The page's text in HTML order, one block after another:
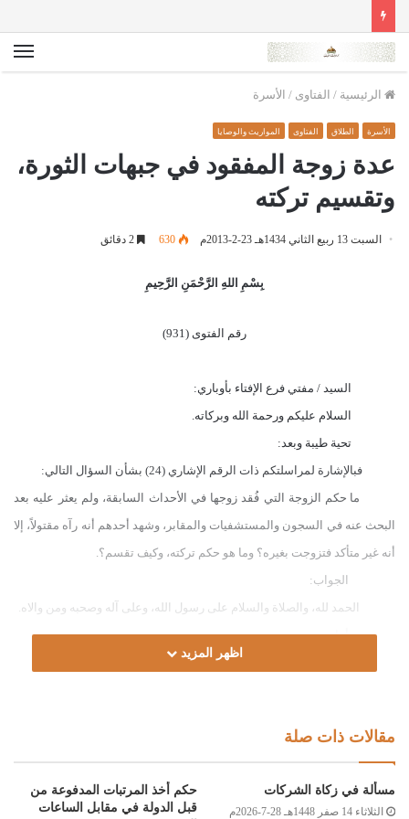
الرئيسية / الفتاوى / الأسرة
الأسرة الطلاق الفتاوى المواريث والوصايا
عدة زوجة المفقود في جبهات الثورة،
وتقسيم تركته
السبت 13 ربيع الثاني 1434هـ 23-2-2013م 630
بِسْمِ اللهِ الرَّحْمَنِ الرَّحِيمِ
رقم الفتوى (931)
السيد / مفتي فرع الإفتاء بأوباري:
السلام عليكم ورحمة الله وبركاته.
تحية طيبة وبعد:
فبالإشارة لمراسلتكم ذات الرقم الإشاري (24) بشأن السؤال التالي:
ما حكم الزوجة التي فُقد زوجها في الأحداث السابقة، ولم يعثر عليه بعد
البحث عنه في السجون والمستشفيات والمقابر، وشهد أحدهم أنه رآه مقتولاً، إلا
أنه غير متأكد فتزوجت بغيره؟ وما هو حكم تركته، وكيف تقسم؟.
الجواب:
الحمد لله، والصلاة والسلام على رسول الله، وعلى آله وصحبه ومن والاه.
أما بعد:
فإذا شهد الشهود بأن المفقود حضر المعارك، وفقد من حينها، فعدة المرأة
أما إذا شهدت البينة بأنه خرج مع المقاتلين، ولم يشارك في القتال، فحكمه كمن
مَعَ الْجَيْشِ فَقَطْ فَتَكُونُ زَوْجَتُهُ كَالْمَفْقُودِ فِي بِلَادِ الْمُسْلِمِينَ”[شرح الخرشي:
اظهر المزيد
مقالات ذات صلة
مسألة في زكاة الشركات
الثلاثاء 14 صفر 1448هـ 28-7-2026م
حكم أخذ المرتبات المدفوعة من
قبل الدولة في مقابل الساعات